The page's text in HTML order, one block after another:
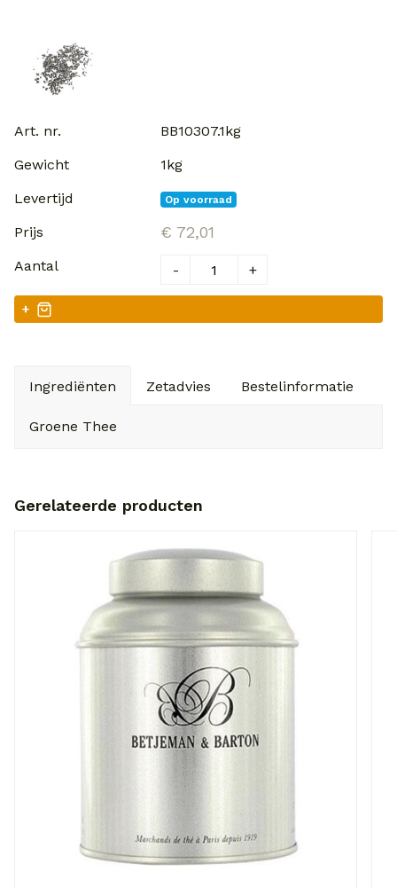
BB10307.1kg
1kg
Op voorraad
€ 72,01
- +
+
Ingrediënten Zetadvies Bestelinformatie
Groene Thee
Gerelateerde producten